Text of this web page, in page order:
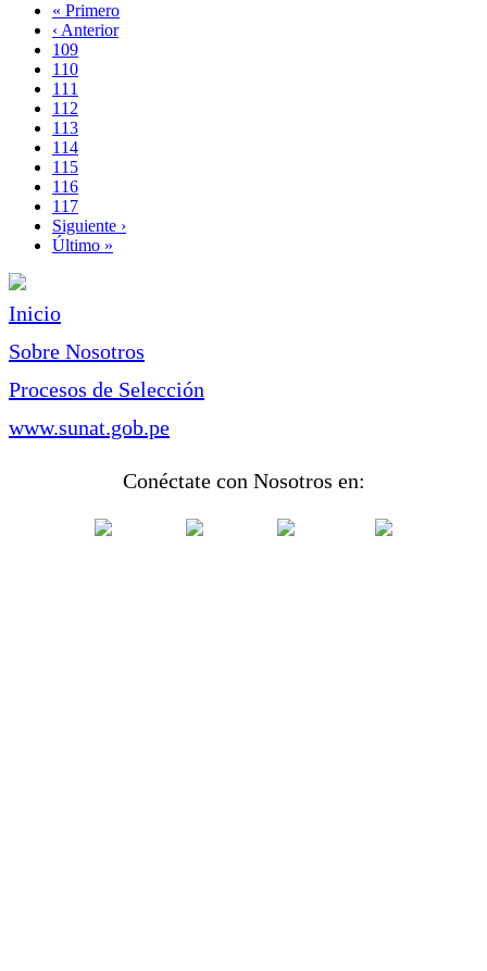
Paginación
Primera
página
« Primero
Página
anterior
‹ Anterior
Page
109
Page
110
Page
111
Page
112
Página
actual
113
Page
114
Page
115
Page
116
Page
117
Siguiente
página
Siguiente ›
Última
Último »
Inicio
Sobre Nosotros
Procesos de Selección
www.sunat.gob.pe
Conéctate con Nosotros en: